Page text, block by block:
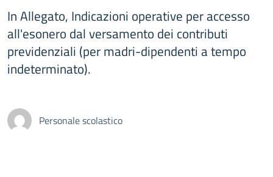
In Allegato, Indicazioni operative per accesso
all'esonero dal versamento dei contributi
previdenziali (per madri-dipendenti a tempo
indeterminato).
Personale scolastico